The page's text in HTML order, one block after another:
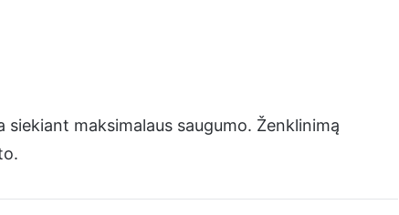
maksimalaus saugumo. Ženklinimą